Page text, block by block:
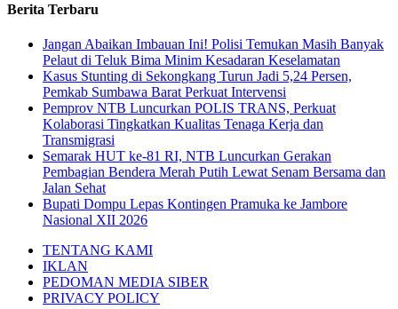
Berita Terbaru
Jangan Abaikan Imbauan Ini! Polisi Temukan Masih Banyak
Pelaut di Teluk Bima Minim Kesadaran Keselamatan
Kasus Stunting di Sekongkang Turun Jadi 5,24 Persen,
Pemkab Sumbawa Barat Perkuat Intervensi
Pemprov NTB Luncurkan POLIS TRANS, Perkuat
Kolaborasi Tingkatkan Kualitas Tenaga Kerja dan
Transmigrasi
Semarak HUT ke-81 RI, NTB Luncurkan Gerakan
Pembagian Bendera Merah Putih Lewat Senam Bersama dan
Jalan Sehat
Bupati Dompu Lepas Kontingen Pramuka ke Jambore
Nasional XII 2026
TENTANG KAMI
IKLAN
PEDOMAN MEDIA SIBER
PRIVACY POLICY